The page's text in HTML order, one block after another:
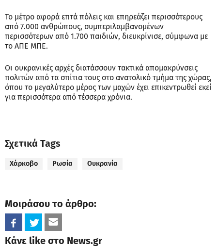
Το μέτρο αφορά επτά πόλεις και επηρεάζει περισσότερους
από 7.000 ανθρώπους, συμπεριλαμβανομένων
περισσότερων από 1.700 παιδιών, διευκρίνισε, σύμφωνα με
το ΑΠΕ ΜΠΕ.
Οι ουκρανικές αρχές διατάσσουν τακτικά απομακρύνσεις
πολιτών από τα σπίτια τους στο ανατολικό τμήμα της χώρας,
όπου το μεγαλύτερο μέρος των μαχών έχει επικεντρωθεί εκεί
για περισσότερα από τέσσερα χρόνια.
Σχετικά Tags
Χάρκοβο Ρωσία Ουκρανία
Μοιράσου το άρθρο:
Κάνε like στο News.gr